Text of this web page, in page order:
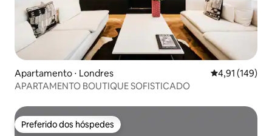
Apartamento ⋅ Londres 4,91 de uma
4,91 (149)
APARTAMENTO BOUTIQUE SOFISTICADO
Preferido dos hóspedes
Preferido dos hóspedes